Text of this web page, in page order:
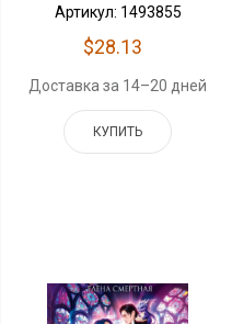
Артикул: 1493855
$28.13
Доставка за 14–20 дней
КУПИТЬ